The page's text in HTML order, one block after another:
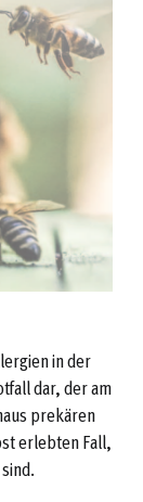
in der
dar, der am
prekären
erlebten Fall,